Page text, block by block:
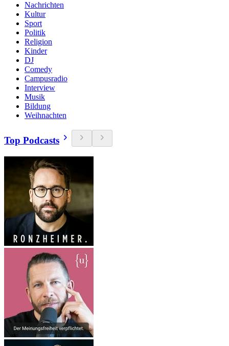
Nachrichten
Kultur
Sport
Politik
Religion
Kinder
DJ
Comedy
Campusradio
Interview
Musik
Bildung
Weihnachten
Top Podcasts